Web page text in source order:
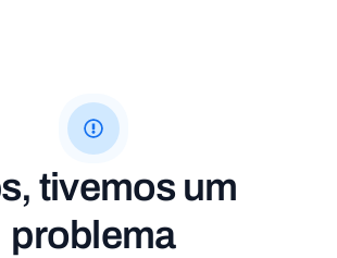
tivemos um
problema